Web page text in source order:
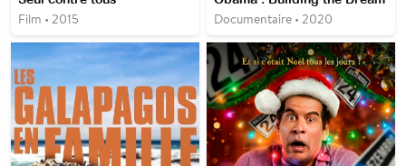
Film • 2015 Documentaire • 2020